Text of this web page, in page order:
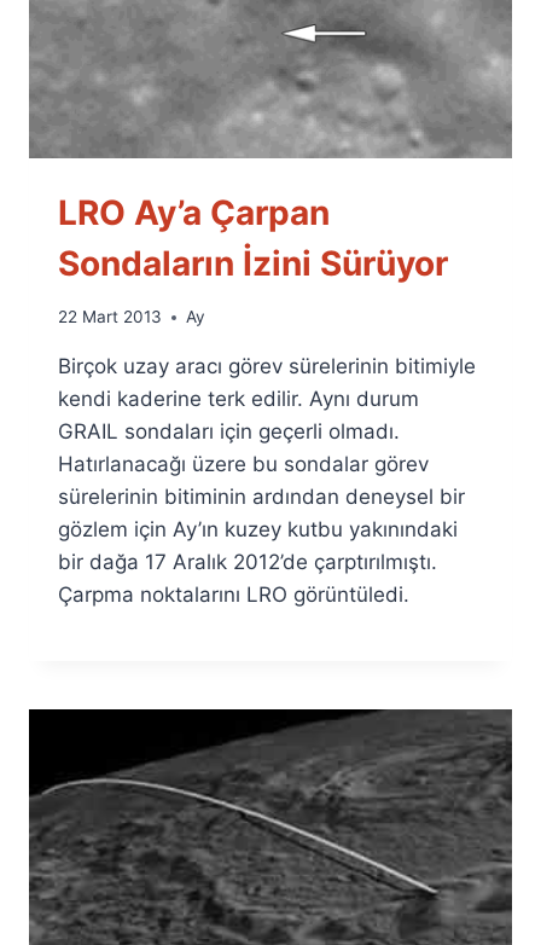
LRO Ay’a Çarpan
Sondaların İzini Sürüyor
By
Fuat
Özyar
22 Mart 2013 Ay
Birçok uzay aracı görev sürelerinin bitimiyle
kendi kaderine terk edilir. Aynı durum
GRAIL sondaları için geçerli olmadı.
Hatırlanacağı üzere bu sondalar görev
sürelerinin bitiminin ardından deneysel bir
gözlem için Ay’ın kuzey kutbu yakınındaki
bir dağa 17 Aralık 2012’de çarptırılmıştı.
Çarpma noktalarını LRO görüntüledi.